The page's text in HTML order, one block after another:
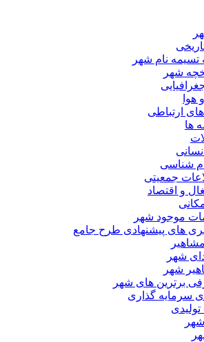
تسیمه نام شهر
شهر
هوا
ارتباطی
ها
شناسی
جمعیتی
و اقتصاد
موجود شهر
های پیشنهادی طرح جامع
شهر
شهر
برترین های شهر
سرمایه گذاری